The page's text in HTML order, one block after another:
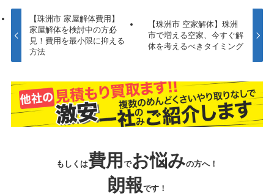
【珠洲市 家屋解体費用】
家屋解体を検討中の方必
見！費用を最小限に抑える
方法
【珠洲市 空家解体】珠洲
市で増える空家、今すぐ解
体を考えるべきタイミング
もしくは費用 でお悩みの方へ！
朗報です！